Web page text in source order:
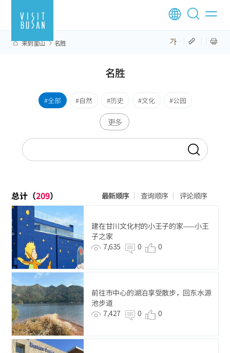
来到釜山 名胜
名胜
全部 自然 历史 文化 公园
更多
总计（209） 最新顺序 查询顺序 评论顺序
建在甘川文化村的小王子的家——小王
子之家
7,635
0 0
前往市中心的湖泊享受散步，回东水源
池步道
7,427
0 0